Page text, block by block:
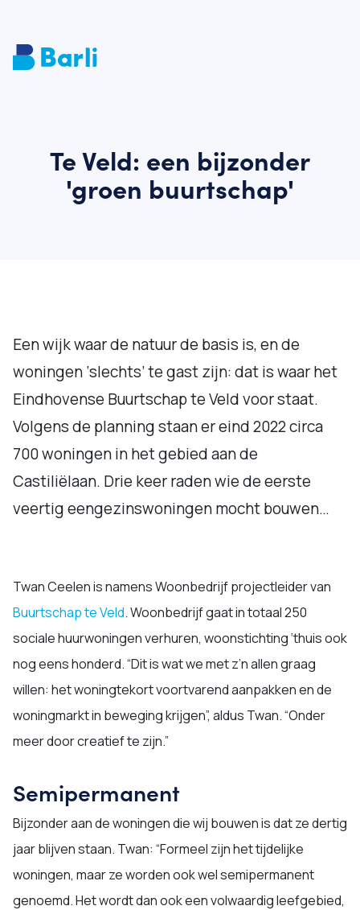
Te Veld: een bijzonder
'groen buurtschap'
Een wijk waar de natuur de basis is, en de
woningen ‘slechts’ te gast zijn: dat is waar het
Eindhovense Buurtschap te Veld voor staat.
Volgens de planning staan er eind 2022 circa
700 woningen in het gebied aan de
Castiliëlaan. Drie keer raden wie de eerste
veertig eengezinswoningen mocht bouwen…
Twan Ceelen is namens Woonbedrijf projectleider van
Buurtschap te Veld. Woonbedrijf gaat in totaal 250
sociale huurwoningen verhuren, woonstichting ‘thuis ook
nog eens honderd. “Dit is wat we met z’n allen graag
willen: het woningtekort voortvarend aanpakken en de
woningmarkt in beweging krijgen”, aldus Twan. “Onder
meer door creatief te zijn.”
Semipermanent
Bijzonder aan de woningen die wij bouwen is dat ze dertig
jaar blijven staan. Twan: “Formeel zijn het tijdelijke
woningen, maar ze worden ook wel semipermanent
genoemd. Het wordt dan ook een volwaardig leefgebied,